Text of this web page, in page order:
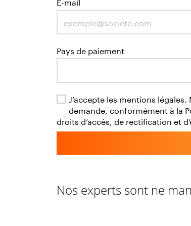
Pays de paiement
J’accepte les mentions
demande, conformément à la
droits d’accès, de rectification et
Nos experts sont ne